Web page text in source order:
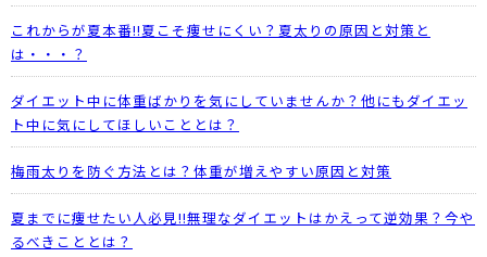
これからが夏本番!!夏こそ痩せにくい？夏太りの原因と対策と
は・・・？
ダイエット中に体重ばかりを気にしていませんか？他にもダイエッ
ト中に気にしてほしいこととは？
梅雨太りを防ぐ方法とは？体重が増えやすい原因と対策
夏までに痩せたい人必見!!無理なダイエットはかえって逆効果？今や
るべきこととは？